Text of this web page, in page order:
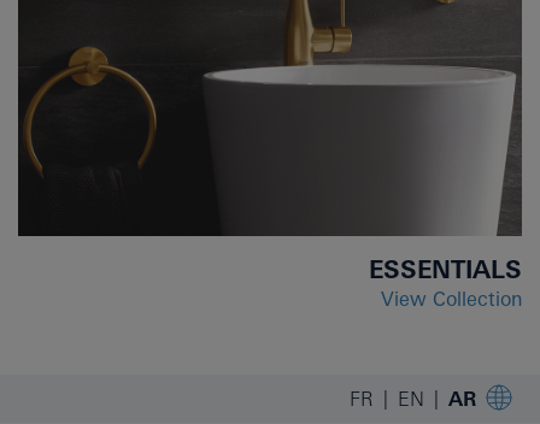
ESSENTIALS
View Collection
AR
EN
FR